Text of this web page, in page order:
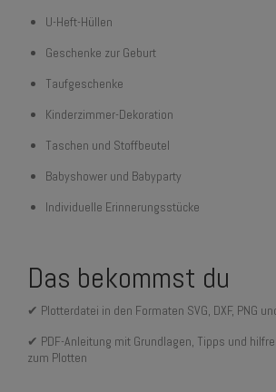
U-Heft-Hüllen
Geschenke zur Geburt
Taufgeschenke
Kinderzimmer-Dekoration
Taschen und Stoffbeutel
Babyshower und Babyparty
Individuelle Erinnerungsstücke
Das bekommst du
✔ Plotterdatei in den Formaten SVG, DXF, PNG
✔ PDF-Anleitung mit Grundlagen, Tipps und
zum Plotten